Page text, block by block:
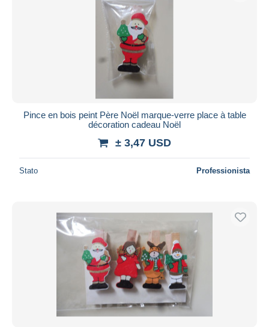
Pince en bois peint Père Noël marque-verre place à table
décoration cadeau Noël
± 3,47 USD
Stato Professionista